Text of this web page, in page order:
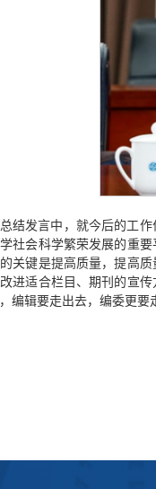
结发言中，就今后的工
社会科学繁荣发展的重
关键是提高质量，提高
进适合栏目、期刊的宣
编辑要走出去，编委更要